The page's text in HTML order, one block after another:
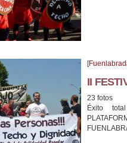
[
II
23 fotos
Éxito